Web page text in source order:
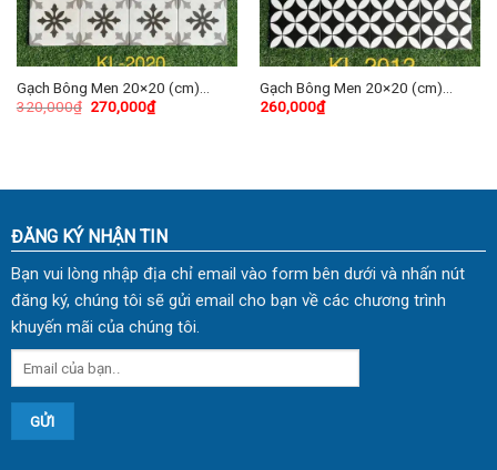
Gạch Bông Men 20×20 (cm)
TDKL-2020
320,000₫ 270,000₫
Gạch Bông Men 20×20 (cm)
TDKL-2012
260,000₫
ĐĂNG KÝ NHẬN TIN
Bạn vui lòng nhập địa chỉ email vào form bên dưới và nhấn nút
đăng ký, chúng tôi sẽ gửi email cho bạn về các chương trình
khuyến mãi của chúng tôi.